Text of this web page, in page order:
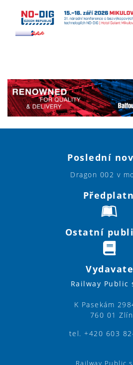
Poslední
Dragon 002 v
Ostatní
Railway Public
K Pasekám
760 01 Zlín
tel. +420 603
Railway Public